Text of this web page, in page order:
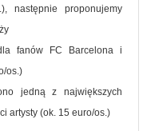
następnie proponujemy
fanów FC Barcelona i
os.)
jedną z największych
artysty (ok. 15 euro/os.)